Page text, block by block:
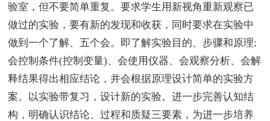
验室，但不要简单重复。要求学生用新视角重新观察已
做过的实验，要有新的发现和收获，同时要求在实验中
做到一个了解、五个会。即了解实验目的、步骤和原理;
会控制条件(控制变量)、会使用仪器、会观察分析、会解
释结果得出相应结论，并会根据原理设计简单的实验方
案。以实验带复习，设计新的实验。进一步完善认知结
构，明确认识结论、过程和质疑三要素，为进一步培养